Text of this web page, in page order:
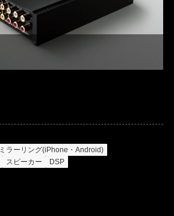
ミラーリング(iPhone・Android)
スピーカー DSP